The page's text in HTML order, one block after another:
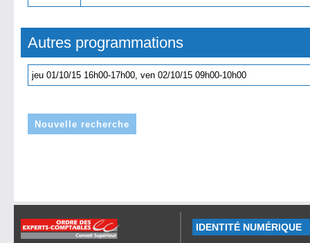
Autres programmations
jeu 01/10/15 16h00-17h00, ven 02/10/15 09h00-10h00
Nouvelle recherche
IDENTITÉ NUMÉRIQUE